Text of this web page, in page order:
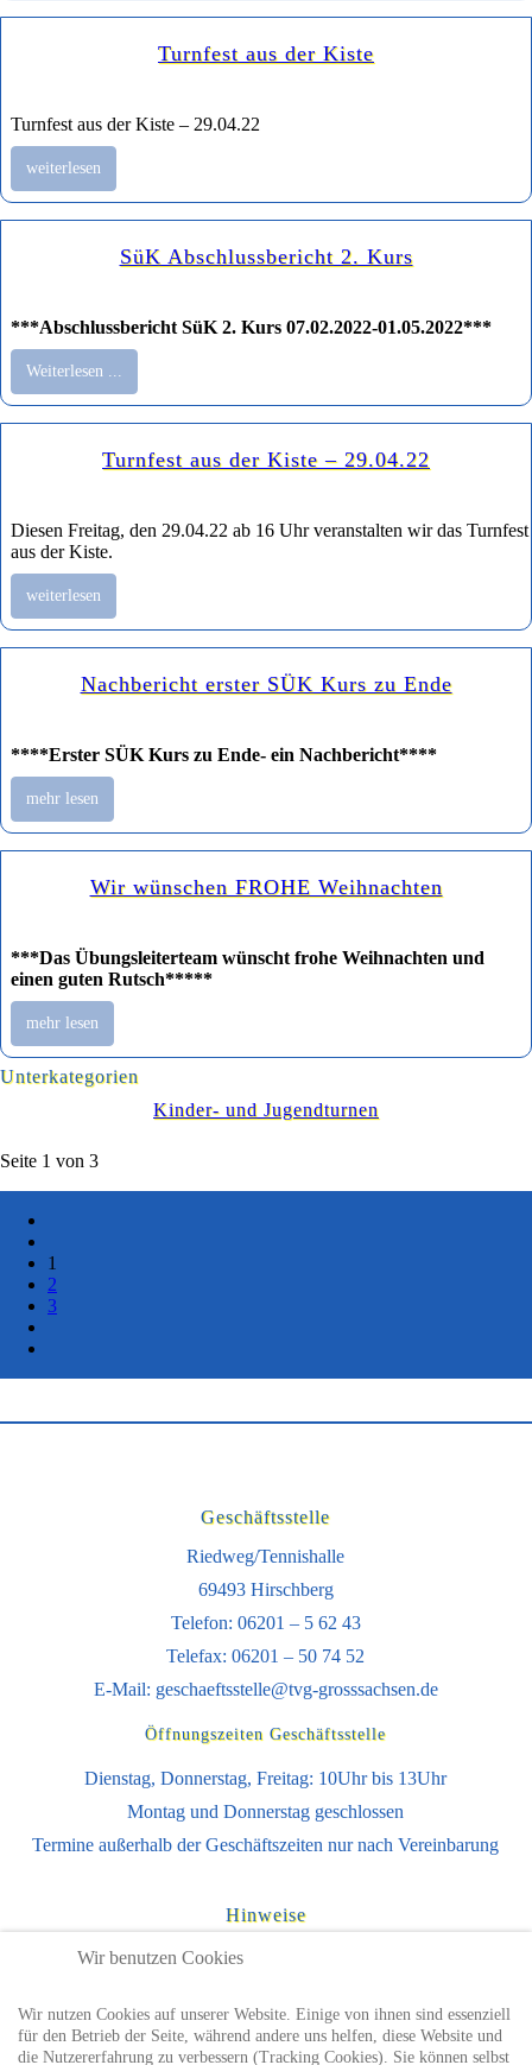
Turnfest aus der Kiste
Turnfest aus der Kiste – 29.04.22
weiterlesen
SüK Abschlussbericht 2. Kurs
***Abschlussbericht SüK 2. Kurs 07.02.2022-01.05.2022***
Weiterlesen ...
Turnfest aus der Kiste – 29.04.22
Diesen Freitag, den 29.04.22 ab 16 Uhr veranstalten wir das Turnfest
aus der Kiste.
weiterlesen
Nachbericht erster SÜK Kurs zu Ende
****Erster SÜK Kurs zu Ende- ein Nachbericht****
mehr lesen
Wir wünschen FROHE Weihnachten
***Das Übungsleiterteam wünscht frohe Weihnachten und
einen guten Rutsch*****
mehr lesen
Unterkategorien
Kinder- und Jugendturnen
Seite 1 von 3
1
2
3
Geschäftsstelle
Riedweg/Tennishalle
69493 Hirschberg
Telefon: 06201 – 5 62 43
Telefax: 06201 – 50 74 52
E-Mail: geschaeftsstelle@tvg-grosssachsen.de
Öffnungszeiten Geschäftsstelle
Dienstag, Donnerstag, Freitag: 10Uhr bis 13Uhr
Montag und Donnerstag geschlossen
Termine außerhalb der Geschäftszeiten nur nach Vereinbarung
Hinweise
Impressum
Nutzungsbedingungen
Wir benutzen Cookies
Wir nutzen Cookies auf unserer Website. Einige von ihnen sind essenziell
für den Betrieb der Seite, während andere uns helfen, diese Website und
die Nutzererfahrung zu verbessern (Tracking Cookies). Sie können selbst